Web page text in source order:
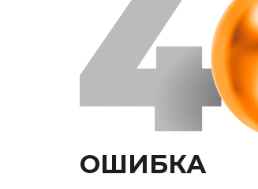
ОШИБКА